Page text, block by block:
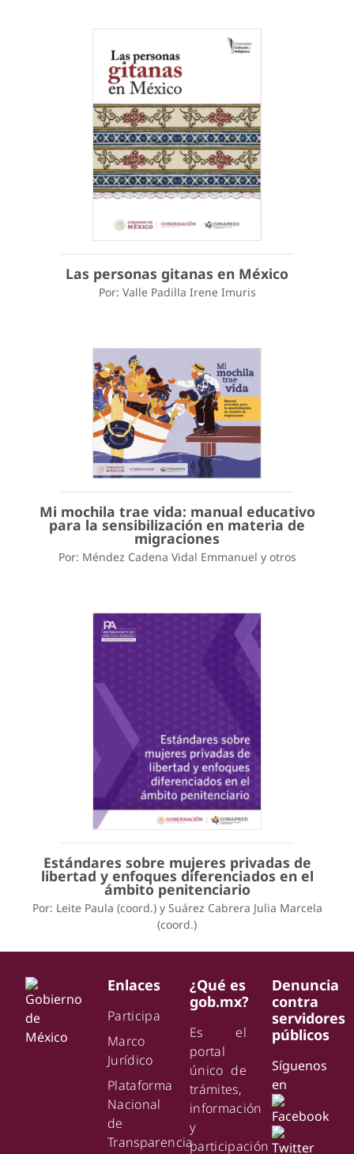
Las personas gitanas en México
Por: Valle Padilla Irene Imuris
Mi mochila trae vida: manual educativo
para la sensibilización en materia de
migraciones
Por: Méndez Cadena Vidal Emmanuel y otros
Estándares sobre mujeres privadas de
libertad y enfoques diferenciados en el
ámbito penitenciario
Por: Leite Paula (coord.) y Suárez Cabrera Julia Marcela
(coord.)
Enlaces
Participa
Marco
Jurídico
Plataforma
Nacional
de
Transparencia
¿Qué es
gob.mx?
Es el
portal
único de
trámites,
información
y
participación
Denuncia
contra
servidores
públicos
Síguenos
en